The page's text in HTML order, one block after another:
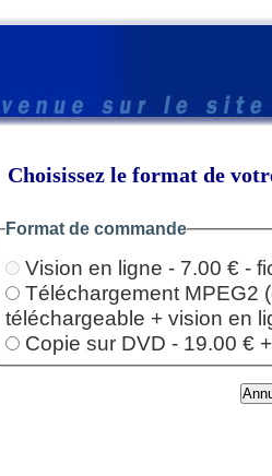
Choisissez le format de
Format de commande
Vision en ligne - 7.00 € -
Téléchargement MPEG2
téléchargeable + vision en
Copie sur DVD - 19.00 €